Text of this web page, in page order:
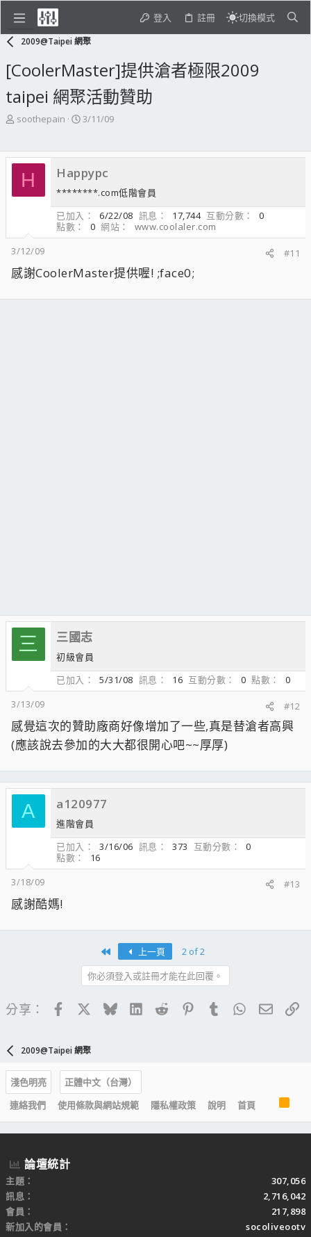
登入 註冊 切換模式
2009@Taipei 網聚
[CoolerMaster]提供滄者極限2009
taipei 網聚活動贊助
主
起
人
soothepain
開
期
3/11/09
H Happypc
********.com低階會員
已加入
6/22/08 訊息 17,744 互動分數
0
點數
0 網站
www.coolaler.com
3/12/09
#11
感謝CoolerMaster提供喔! ;face0;
三 三國志
初級會員
已加入
5/31/08 訊息 16 互動分數 0 點數
0
3/13/09
#12
感覺這次的贊助廠商好像增加了一些,真是替滄者高興
(應該說去參加的大大都很開心吧~~厚厚)
A a120977
進階會員
已加入
3/16/06 訊息 373 互動分數
0
點數
16
3/18/09
#13
感謝酷媽!
上一頁
2 of 2
你必須登入或註冊才能在此回覆。
分享： FacebookBlueskyLinkedIn
Reddit PinterestTumblrWhatsApp
電子
2009@Taipei 網聚
淺色明亮
正體中文（台灣）
連絡我們
使用條款與網站規範 隱私權政策 說明 首頁
S
論壇統計
主題
307,056
訊息
2,716,042
會員
217,898
新加入的會員
socoliveootv